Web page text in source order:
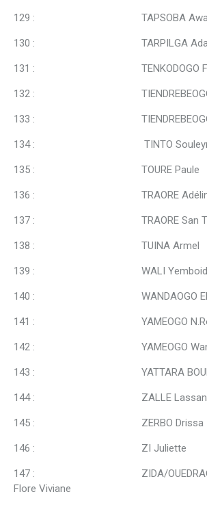
129 : TAPSOBA
130 : TARPILGA
131 : TENKODOGO
132 : TIENDREBEOGO
133 : TIENDREBEOGO
134 : TINTO
135 : TOURE Paule
136 : TRAORE
137 : TRAORE San
138 : TUINA Armel
139 : WALI
140 : WANDAOGO
141 : YAMEOGO
142 : YAMEOGO
143 : YATTARA
144 : ZALLE
145 : ZERBO Drissa
146 : ZI Juliette
147 : ZIDA/OUEDRAOGO
Flore Viviane